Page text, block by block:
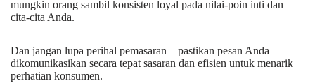
mungkin orang sambil konsisten loyal pada nilai-poin inti dan
cita-cita Anda.
Dan jangan lupa perihal pemasaran – pastikan pesan Anda
dikomunikasikan secara tepat sasaran dan efisien untuk menarik
perhatian konsumen.